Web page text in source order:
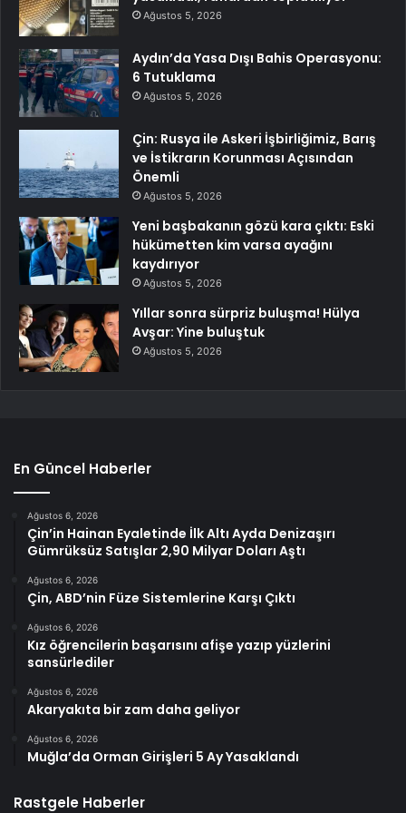
Ağustos 5, 2026
Aydın’da Yasa Dışı Bahis Operasyonu:
6 Tutuklama
Ağustos 5, 2026
Çin: Rusya ile Askeri İşbirliğimiz, Barış
ve İstikrarın Korunması Açısından
Önemli
Ağustos 5, 2026
Yeni başbakanın gözü kara çıktı: Eski
hükümetten kim varsa ayağını
kaydırıyor
Ağustos 5, 2026
Yıllar sonra sürpriz buluşma! Hülya
Avşar: Yine buluştuk
Ağustos 5, 2026
En Güncel Haberler
Ağustos 6, 2026
Çin’in Hainan Eyaletinde İlk Altı Ayda Denizaşırı
Gümrüksüz Satışlar 2,90 Milyar Doları Aştı
Ağustos 6, 2026
Çin, ABD’nin Füze Sistemlerine Karşı Çıktı
Ağustos 6, 2026
Kız öğrencilerin başarısını afişe yazıp yüzlerini
sansürlediler
Ağustos 6, 2026
Akaryakıta bir zam daha geliyor
Ağustos 6, 2026
Muğla’da Orman Girişleri 5 Ay Yasaklandı
Rastgele Haberler